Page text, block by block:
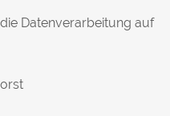
Datenverarbeitung auf